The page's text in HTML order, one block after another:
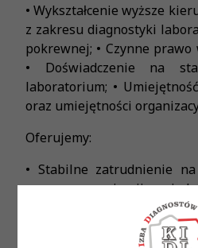
• Wykształcenie wyższe
z zakresu diagnostyki
pokrewnej; • Czynne
• Doświadczenie na
laboratorium; •
oraz umiejętności
Oferujemy:
• Stabilne zatrudnienie
pracę w organizacji o
Ambitny i doświadczony
Pracę z wykorzystaniem